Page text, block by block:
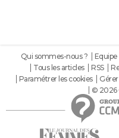
Qui sommes-nous ? Equipe
Tous les articles
RSS
Paramétrer les cookies
© 2026